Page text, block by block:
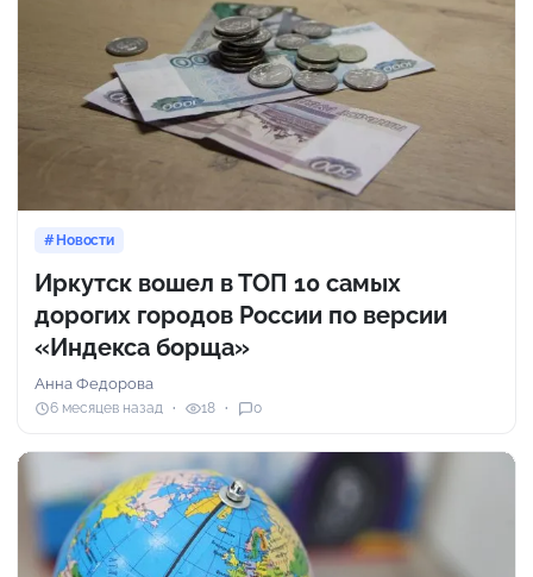
Новости
Иркутск вошел в ТОП 10 самых
дорогих городов России по версии
«Индекса борща»
Анна Федорова
6 месяцев назад 18 0